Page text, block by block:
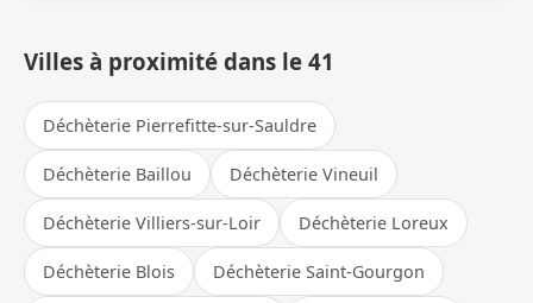
Villes à proximité dans le 41
Déchèterie Pierrefitte-sur-Sauldre
Déchèterie Baillou Déchèterie Vineuil
Déchèterie Villiers-sur-Loir Déchèterie Loreux
Déchèterie Blois Déchèterie Saint-Gourgon